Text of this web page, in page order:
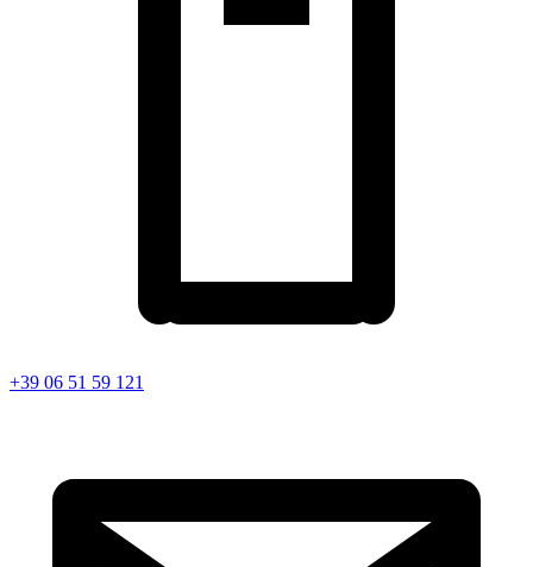
+39 06 51 59 121